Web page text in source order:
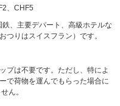
、CHF5
、主要デパート、高級ホテルな
つりはスイスフラン）です。
プは不要です。ただし、特によ
で荷物を運んでもらった場合に
ん。